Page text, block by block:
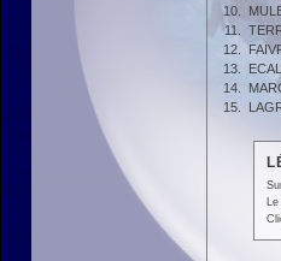
10.
11.
12.
13.
14.
15.